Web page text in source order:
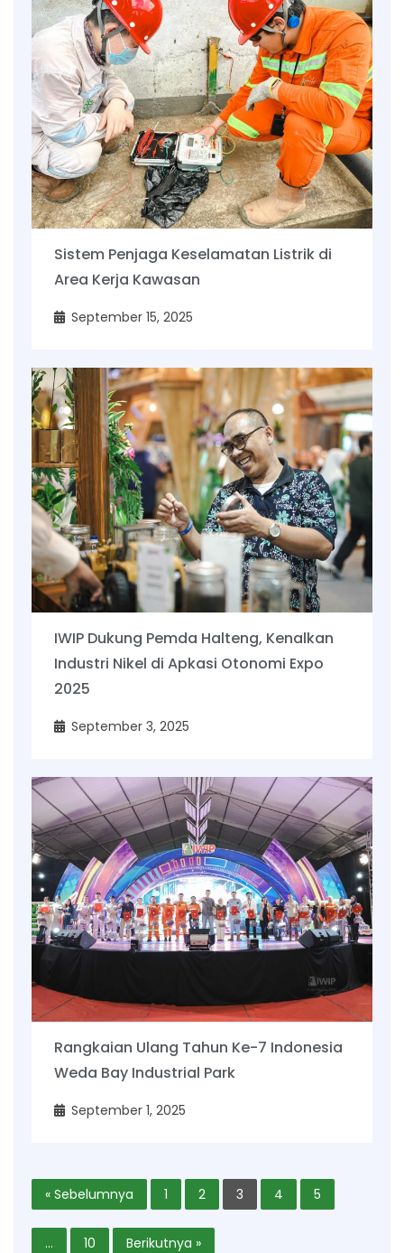
Sistem Penjaga Keselamatan Listrik di
Area Kerja Kawasan
September 15, 2025
IWIP Dukung Pemda Halteng, Kenalkan
Industri Nikel di Apkasi Otonomi Expo
2025
September 3, 2025
Rangkaian Ulang Tahun Ke-7 Indonesia
Weda Bay Industrial Park
September 1, 2025
« Sebelumnya 1 2 3 4 5
… 10 Berikutnya »